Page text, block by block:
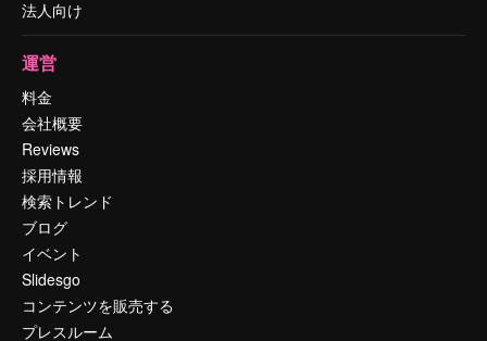
法人向け
運営
料金
会社概要
Reviews
採用情報
検索トレンド
ブログ
イベント
Slidesgo
コンテンツを販売する
プレスルーム